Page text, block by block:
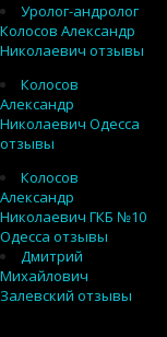
Уролог-андролог
Колосов Александр
Николаевич отзывы
Колосов
Александр
Николаевич Одесса
отзывы
Колосов
Александр
Николаевич ГКБ №10
Одесса отзывы
Дмитрий
Михайлович
Залевский отзывы